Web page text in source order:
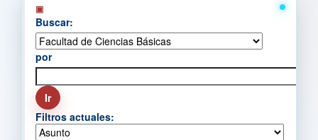
Buscar:
por
Filtros actuales: